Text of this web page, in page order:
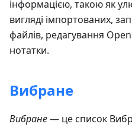
інформацією, такою як
вигляді імпортованих,
файлів, редагування
нотатки.
Вибране
Вибране— це список